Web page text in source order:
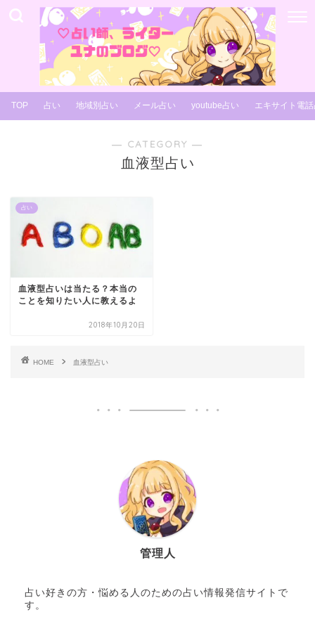
TOP 占い 地域別占い メール占い youtube占い エキサイト電
― CATEGORY ―
血液型占い
占い
血液型占いは当たる？本当の
ことを知りたい人に教えるよ
2018年10月20日
HOME 血液型占い
管理人
占い好きの方・悩める人のための占い情報発信サイトで
す。